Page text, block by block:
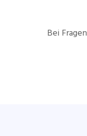
Bei